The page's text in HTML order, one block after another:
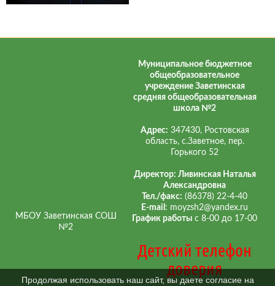
МБОУ Заветинская СОШ
№2
Муниципальное бюджетное
общеобразовательное
учреждение Заветинская
средняя общеобразовательная
школа №2
Адрес: 347430, Ростовская
область, с.Заветное, пер.
Горького 52
Директор: Ливинская Наталья
Александровна
Тел./факс: (86378) 22-4-40
E-mail : moyzsh2@yandex.ru
График работы с 8-00 до 17-00
Детский телефон
доверия
Продолжая использовать наш сайт, вы даете согласие на